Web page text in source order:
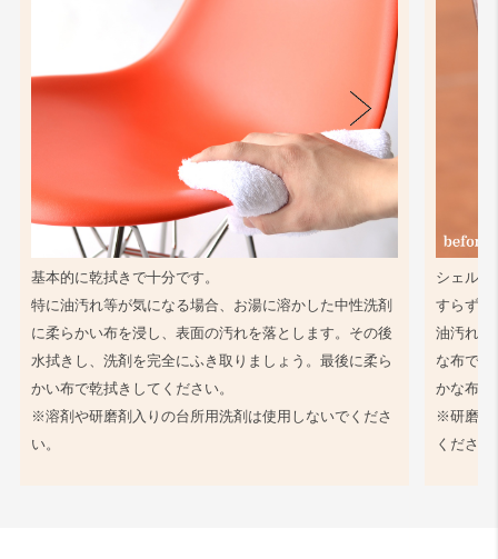
基本的に乾拭きで十分です。
特に油汚れ等が気になる場合、お湯に溶かした中性洗剤
に柔らかい布を浸し、表面の汚れを落とします。その後
水拭きし、洗剤を完全にふき取りましょう。最後に柔ら
かい布で乾拭きしてください。
※溶剤や研磨剤入りの台所用洗剤は使用しないでくださ
い。
シェル同
すらず、
油汚れ等
な布で軽
かな布で
※研磨剤
ください